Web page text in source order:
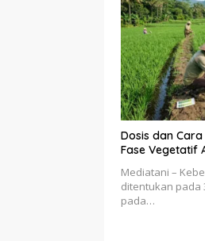
Dosis dan
Fase Vegetatif
Mediatani –
ditentukan pada
pada…